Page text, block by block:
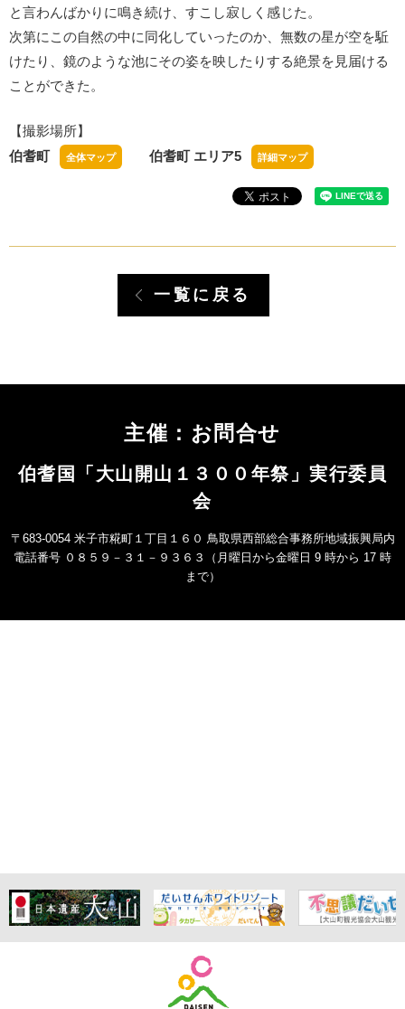
と言わんばかりに鳴き続け、すこし寂しく感じた。
次第にこの自然の中に同化していったのか、無数の星が空を駈
けたり、鏡のような池にその姿を映したりする絶景を見届ける
ことができた。
【撮影場所】
伯耆町
全体マップ 伯耆町 エリア5 詳細マップ
一覧に戻る
主催：お問合せ
伯耆国「大山開山１３００年祭」実行委員
会
〒683-0054 米子市糀町１丁目１６０ 鳥取県西部総合事務所地域振興局内
電話番号 ０８５９－３１－９３６３（月曜日から金曜日 9 時から 17 時
まで）